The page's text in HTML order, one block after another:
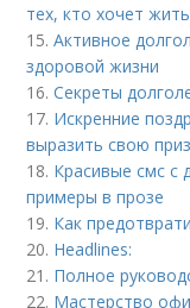
тех, кто хочет
15.Активное
здоровой жизни
16.Секреты
17. Искренние
выразить свою
18. Красивые смс с
примеры в прозе
19. Как
20. Headlines:
21. Полное
22. Мастерство